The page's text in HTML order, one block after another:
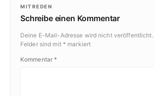
MITREDEN
Schreibe einen Kommentar
Deine E-Mail-Adresse wird nicht veröffentlicht.
Felder sind mit * markiert
Kommentar *